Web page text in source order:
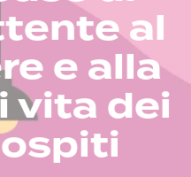
al
e alla
vita dei